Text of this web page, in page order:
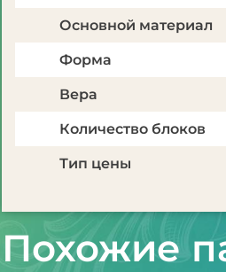
Основной материал
Форма
Вера
Количество блоков
Тип цены
Похожие